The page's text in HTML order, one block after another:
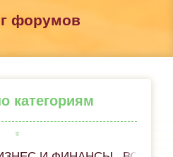
форумов
категориям